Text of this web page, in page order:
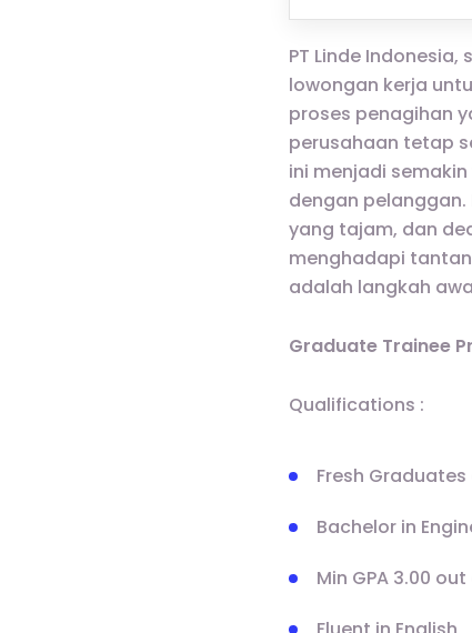
PT Linde
lowongan kerja
proses penagihan
perusahaan tetap
ini menjadi
dengan
yang tajam, dan
menghadapi
adalah langkah
Graduate Trainee
Qualifications :
Fresh
Bachelor in
Min GPA 3.00